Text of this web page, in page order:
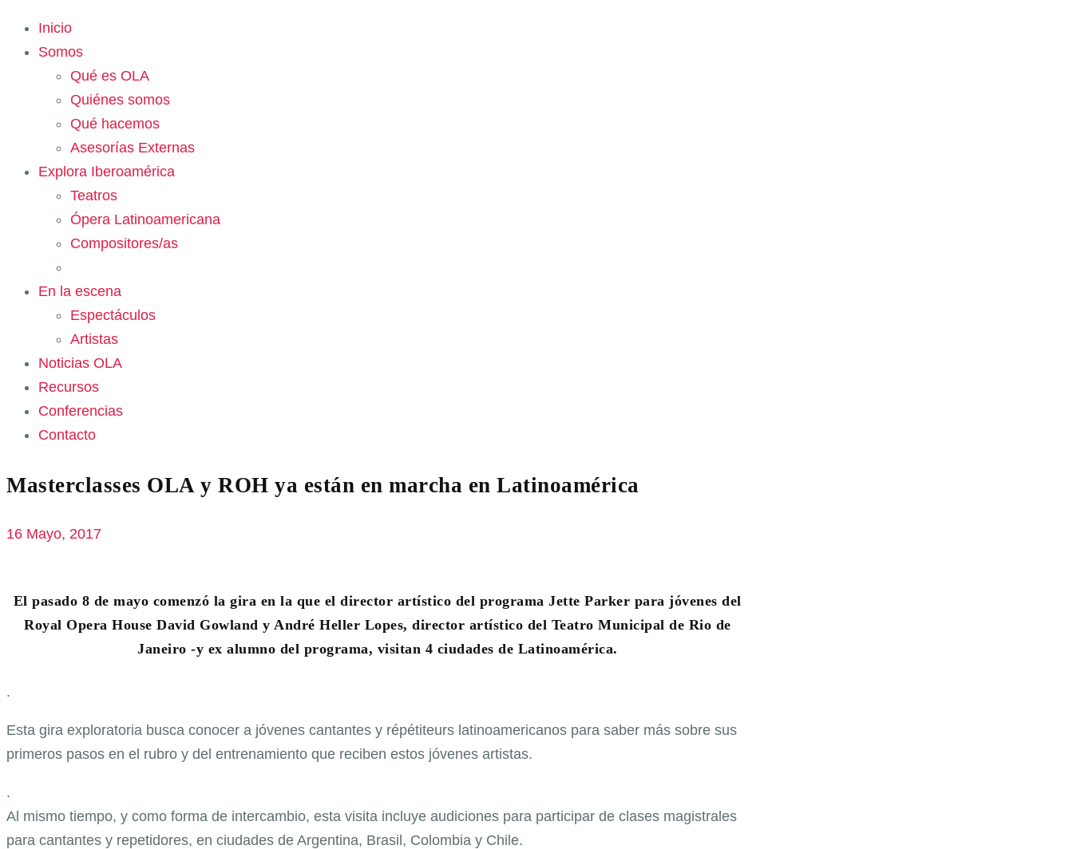
Inicio
Somos
Qué es OLA
Quiénes somos
Qué hacemos
Asesorías Externas
Explora Iberoamérica
Teatros
Ópera Latinoamericana
Compositores/as
En la escena
Espectáculos
Artistas
Noticias OLA
Recursos
Conferencias
Contacto
Masterclasses OLA y ROH ya están en marcha en Latinoamérica
16 Mayo, 2017
El pasado 8 de mayo comenzó la gira en la que el director artístico del programa Jette Parker para jóvenes del
Royal Opera House David Gowland y André Heller Lopes, director artístico del Teatro Municipal de Rio de
Janeiro -y ex alumno del programa, visitan 4 ciudades de Latinoamérica.
.
Esta gira exploratoria busca conocer a jóvenes cantantes y répétiteurs latinoamericanos para saber más sobre sus
primeros pasos en el rubro y del entrenamiento que reciben estos jóvenes artistas.
.
Al mismo tiempo, y como forma de intercambio, esta visita incluye audiciones para participar de clases magistrales
para cantantes y repetidores, en ciudades de Argentina, Brasil, Colombia y Chile.